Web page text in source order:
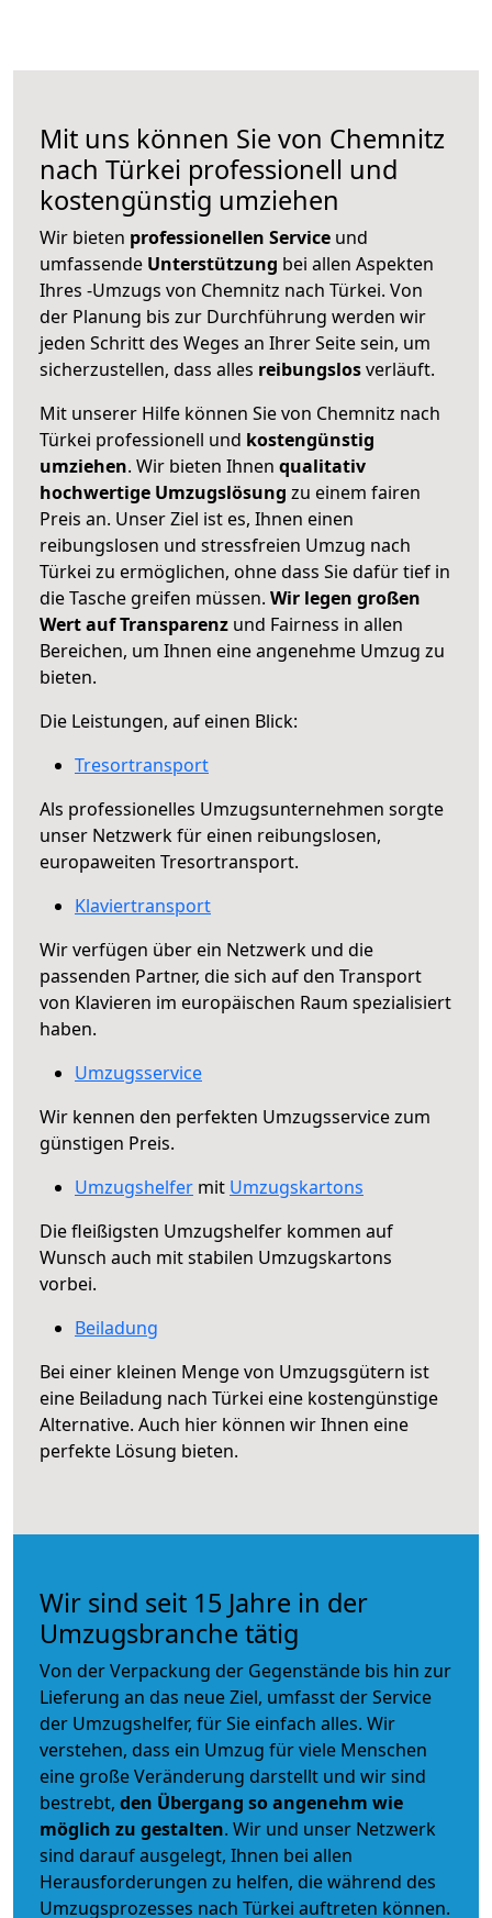
Mit uns können Sie von Chemnitz
nach Türkei professionell und
kostengünstig umziehen
Wir bieten professionellen Service und
umfassende Unterstützung bei allen Aspekten
Ihres -Umzugs von Chemnitz nach Türkei. Von
der Planung bis zur Durchführung werden wir
jeden Schritt des Weges an Ihrer Seite sein, um
sicherzustellen, dass alles reibungslosverläuft.
Mit unserer Hilfe können Sie von Chemnitz nach
Türkei professionell und kostengünstig
umziehen. Wir bieten Ihnen qualitativ
hochwertige Umzugslösung zu einem fairen
Preis an. Unser Ziel ist es, Ihnen einen
reibungslosen und stressfreien Umzug nach
Türkei zu ermöglichen, ohne dass Sie dafür tief in
die Tasche greifen müssen. Wir legen großen
Wert auf Transparenz und Fairness in allen
Bereichen, um Ihnen eine angenehme Umzug zu
bieten.
Die Leistungen, auf einen Blick:
Tresortransport
Als professionelles Umzugsunternehmen sorgte
unser Netzwerk für einen reibungslosen,
europaweiten Tresortransport.
Klaviertransport
Wir verfügen über ein Netzwerk und die
passenden Partner, die sich auf den Transport
von Klavieren im europäischen Raum spezialisiert
haben.
Umzugsservice
Wir kennen den perfekten Umzugsservice zum
günstigen Preis.
Umzugshelfer mit Umzugskartons
Die fleißigsten Umzugshelfer kommen auf
Wunsch auch mit stabilen Umzugskartons
vorbei.
Beiladung
Bei einer kleinen Menge von Umzugsgütern ist
eine Beiladung nach Türkei eine kostengünstige
Alternative. Auch hier können wir Ihnen eine
perfekte Lösung bieten.
Wir sind seit 15 Jahre in der
Umzugsbranche tätig
Von der Verpackung der Gegenstände bis hin zur
Lieferung an das neue Ziel, umfasst der Service
der Umzugshelfer, für Sie einfach alles. Wir
verstehen, dass ein Umzug für viele Menschen
eine große Veränderung darstellt und wir sind
bestrebt, den Übergang so angenehm wie
möglich zu gestalten. Wir und unser Netzwerk
sind darauf ausgelegt, Ihnen bei allen
Herausforderungen zu helfen, die während des
Umzugsprozesses nach Türkei auftreten können.